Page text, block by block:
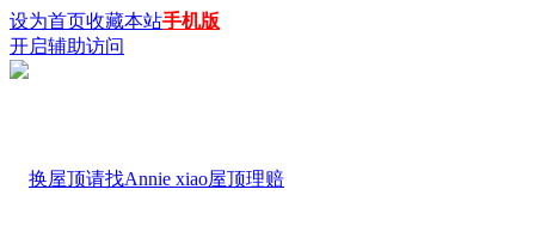
设为首页收藏本站手机版
开启辅助访问